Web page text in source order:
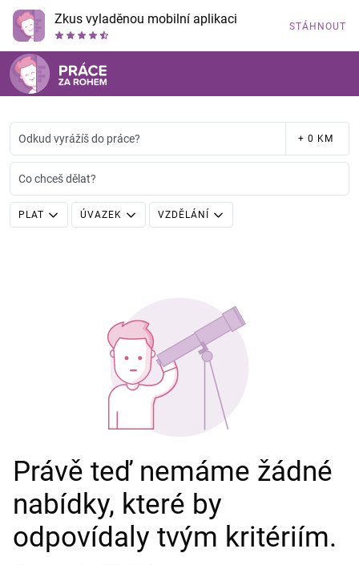
Zkus vyladěnou mobilní aplikaci STÁHNOUT
Odkud vyrážíš do práce? + 0 KM
Co chceš dělat?
PLAT ÚVAZEK VZDĚLÁNÍ
Právě teď nemáme žádné
nabídky, které by
odpovídaly tvým kritériím.